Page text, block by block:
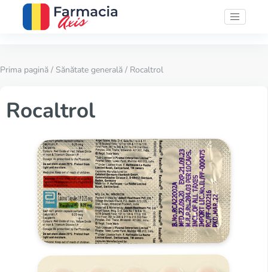
Prima pagină / Sănătate generală / Rocaltrol
Rocaltrol